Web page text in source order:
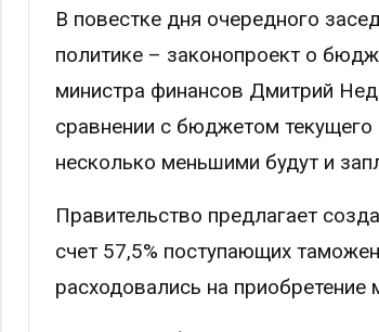
В повестке дня очередного
политике – законопроект о
министра финансов Дмитрий
сравнении с бюджетом
несколько меньшими будут и
Правительство предлагает
счет 57,5% поступающих
расходовались на